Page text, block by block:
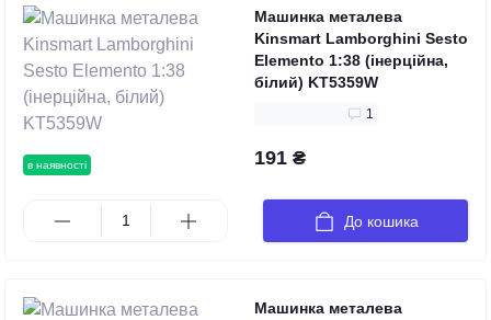
в наявності
Машинка металева
Kinsmart Lamborghini Sesto
Elemento 1:38 (інерційна,
білий) KT5359W
1
191 ₴
До кошика
Машинка металева